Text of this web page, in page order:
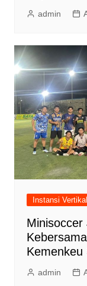
admin
Instansi Vertikal
Minisoccer
Kemenkeu
admin